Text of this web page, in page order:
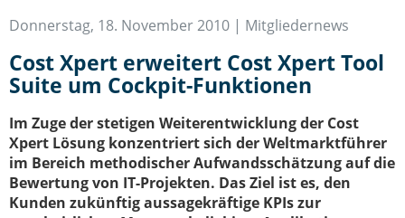
Start-Up Augsburg
Donnerstag, 18. November 2010 | Mitgliedernews
Cost Xpert erweitert Cost Xpert Tool
Suite um Cockpit-Funktionen
Im Zuge der stetigen Weiterentwicklung der Cost
Xpert Lösung konzentriert sich der Weltmarktführer
im Bereich methodischer Aufwandsschätzung auf die
Bewertung von IT-Projekten. Das Ziel ist es, den
Kunden zukünftig aussagekräftige KPIs zur